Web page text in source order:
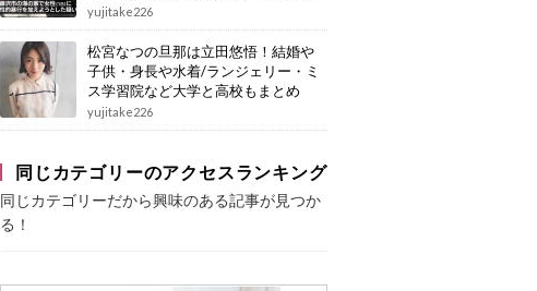
捕もまとめ
yujitake226
松宮なつの旦那は立田悠悟！結婚や
子供・身長や水着/ランジェリー・ミ
ス学習院など大学と高校もまとめ
yujitake226
同じカテゴリーのアクセスランキング
同じカテゴリーだから興味のある記事が見つか
る！